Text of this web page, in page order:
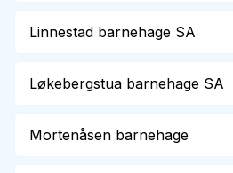
Linnestad barnehage SA
Løkebergstua barnehage SA
Mortenåsen barnehage